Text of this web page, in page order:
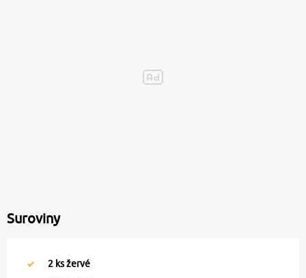
Suroviny
2 ks žervé